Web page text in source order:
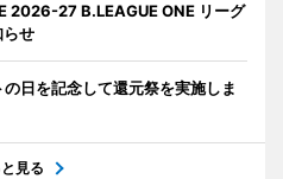
2026-27 B.LEAGUE ONE リーグ
らせ
日を記念して還元祭を実施しま
見る